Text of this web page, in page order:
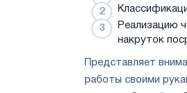
Реализацию
накруток
Представляет
работы своими